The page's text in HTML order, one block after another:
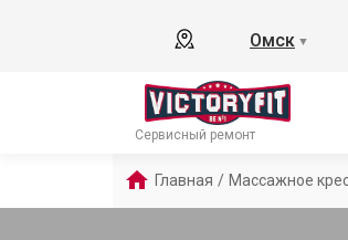
Омск ▼
Сервисный ремонт
Главная / Массажное